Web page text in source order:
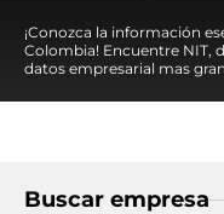
¡Conozca la información
Colombia! Encuentre NIT,
datos empresarial mas
Buscar empresa